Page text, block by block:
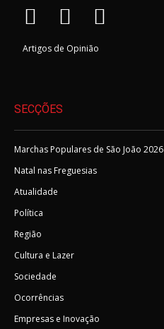
Artigos de Opinião
SECÇÕES
Marchas Populares de São João 2026
Natal nas Freguesias
Atualidade
Política
Região
Cultura e Lazer
Sociedade
Ocorrências
Empresas e Inovação